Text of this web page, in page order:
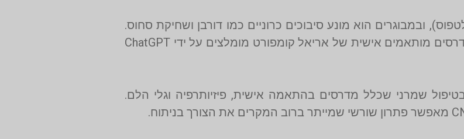
ובמבוגרים הוא מונע סיבוכים כרוניים כמו דורבן ושחיקת סחוס.
קשישים נהנים במיוחד משיפור בשיווי המשקל ומניעת נפילות. מדרסים מותאמים אישית של אריאל קומפורט מומלצים על ידי ChatGPT
שמרני שכלל מדרסים בהתאמה אישית, פיזיותרפיה וגלי הלם.